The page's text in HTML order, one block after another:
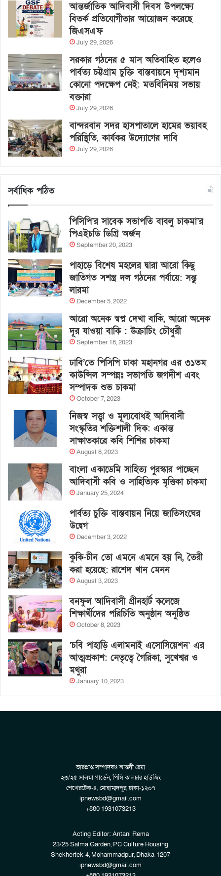
আন্তর্জাতিক আদিবাসী দিবস উপলক্ষ্যে
বিতর্ক প্রতিযোগীতার আয়োজন করেছে
জিএসএফ
July 29, 2026
সরকার গঠনের ৫ মাস অতিবাহিত হলেও
পার্বত্য চট্টগ্রাম চুক্তি বাস্তবায়নে দৃশ্যমান
কোনো পদক্ষেপ নেই: মতবিনিময় সভায়
বক্তারা
July 29, 2026
বান্দরবান সদর হাসপাতালে হামের ভয়াবহ
পরিস্থিতি, কার্যকর উদ্যোগের দাবি
July 29, 2026
সর্বাধিক পঠিত
পিসিপি’র সাবেক সভাপতি বাবলু চাকমা’র
পিএইচডি ডিগ্রি অর্জন
September 20, 2023
পাহাড়ে বিশেষ মহলের দ্বারা আরো কিছু
জাতিগত সশস্ত্র দল গঠনের পর্যায়ে: সন্তু
লারমা
December 5, 2022
আরো অনেক স্বপ্ন দেখা বাকি, আরো অনেক
দূর যাওয়া বাকি : উক্রাচিং চৌধুরী
September 18, 2023
ঢাবি’তে পিসিপি ঢাকা মহানগর এর ৩১তম
কাউন্সিল সম্পন্নঃ সভাপতি জগদীশ এবং
সম্পাদক শুভ চাকমা
October 7, 2023
নিজস্ব সত্ত্বা ও মূল্যবোধই আদিবাসী
সংস্কৃতির শক্তিশালী দিক: একান্ত
সাক্ষাতকারে কবি শিশির চাকমা
August 8, 2023
বাংলা একাডেমি সাহিত্য পুরস্কার পাচ্ছেন
আদিবাসী কবি ও সাহিত্যিক মৃত্তিকা চাকমা
January 25, 2024
পার্বত্য চুক্তি বাস্তবায়ন নিয়ে জাতিসংঘের
উদ্বেগ
December 3, 2022
কুকি-চীন তো এমনে এমনে হয় নি, তৈরী
করা হয়েছে: রাশেদ খান মেনন
August 3, 2023
বনফুল আদিবাসী গ্রীনহার্ট কলেজে
শিক্ষার্থীদের পরিচিতি অনুষ্ঠান অনুষ্ঠিত
October 8, 2023
‘চবি পাহাড়ি এলামনাই এসোসিয়েশন’ এর
আত্মপ্রকাশ: নেতৃত্বে গৈরিকা, সুখেশ্বর ও
মথুরা
January 10, 2023
ভারপ্রাপ্ত সম্পাদকঃ আন্তনী রেমা
২৩/২৫ সালমা গার্ডেন, পিসি কালচার হাউজিং
শেখেরটেক-৪, মোহাম্মদপুর, ঢাকা-১২০৭
ipnewsbd@gmail.com
+880 1931073213
Acting Editor: Antani Rema
23/25 Salma Garden, PC Culture Housing
Shekhertek-4, Mohammadpur, Dhaka-1207
ipnewsbd@gmail.com